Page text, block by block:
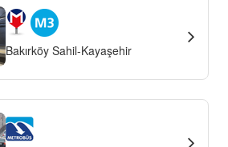
Bakırköy Sahil-Kayaşehir